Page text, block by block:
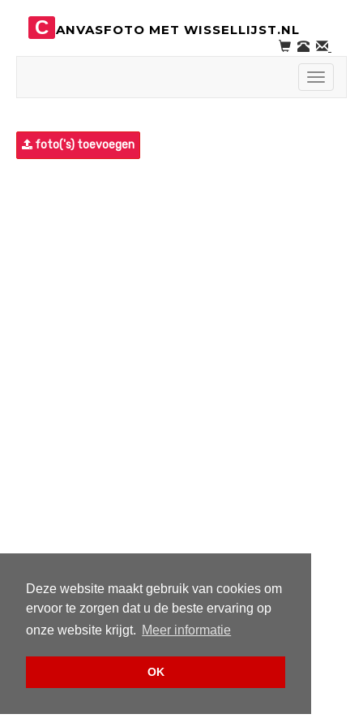
Deze website maakt gebruik van cookies om
ervoor te zorgen dat u de beste ervaring op
onze website krijgt. Meer informatie
OK
C ANVASFOTO MET WISSELLIJST.NL
Toggle
foto('s) toevoegen